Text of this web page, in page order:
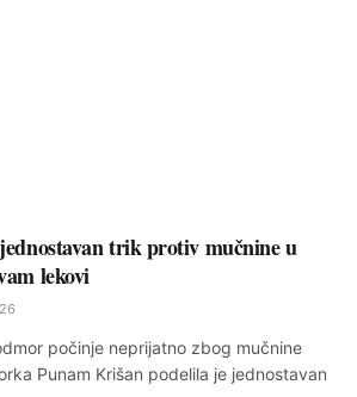
trik protiv mučnine u
lekovi
počinje neprijatno zbog mučnine
Punam Krišan podelila je jednostavan